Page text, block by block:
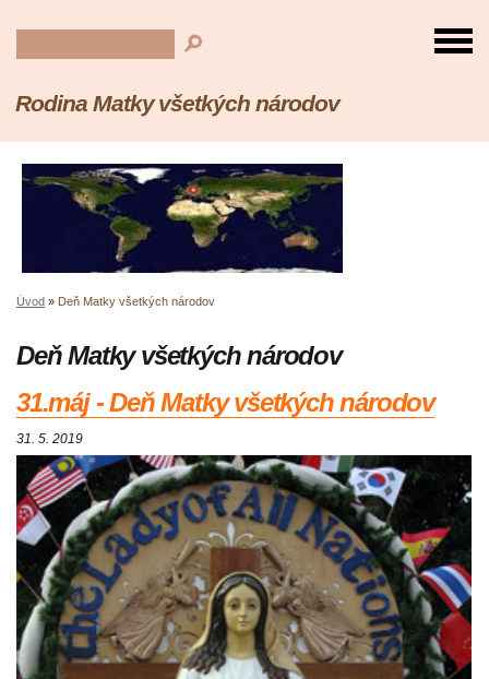
Rodina Matky všetkých národov
Úvod » Deň Matky všetkých národov
Deň Matky všetkých národov
31.máj - Deň Matky všetkých národov
31. 5. 2019